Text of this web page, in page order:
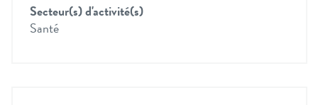
Secteur(s) d'activité(s)
Santé